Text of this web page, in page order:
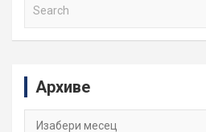
Архиве
Архиве